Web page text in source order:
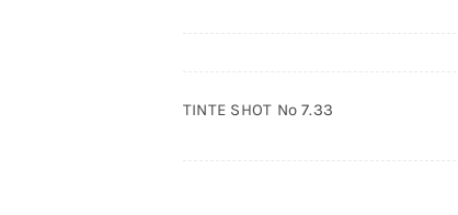
TINTE SHOT Nº 7.33